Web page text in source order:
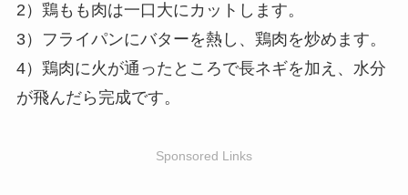
2）鶏もも肉は一口大にカットします。
3）フライパンにバターを熱し、鶏肉を炒めます。
4）鶏肉に火が通ったところで長ネギを加え、水分
が飛んだら完成です。
Sponsored Links